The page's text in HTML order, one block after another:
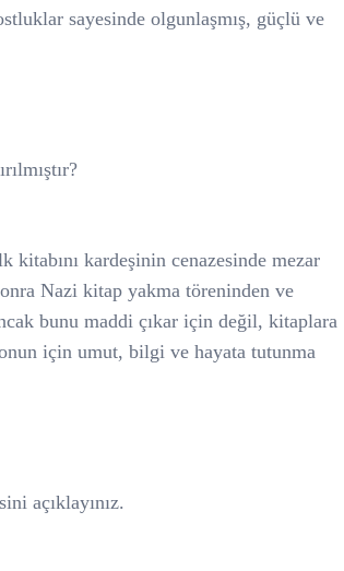
sayesinde olgunlaşmış, güçlü ve
kardeşinin cenazesinde mezar
Nazi kitap yakma töreninden ve
bunu maddi çıkar için değil, kitaplara
için umut, bilgi ve hayata tutunma
açıklayınız.